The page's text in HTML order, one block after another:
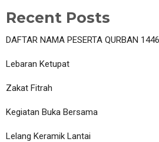
Recent Posts
DAFTAR NAMA PESERTA QURBAN
Lebaran Ketupat
Zakat Fitrah
Kegiatan Buka Bersama
Lelang Keramik Lantai